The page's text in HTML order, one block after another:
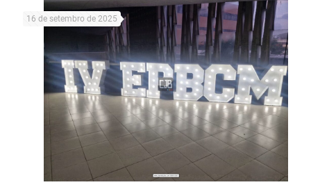
16 de setembro de 2025